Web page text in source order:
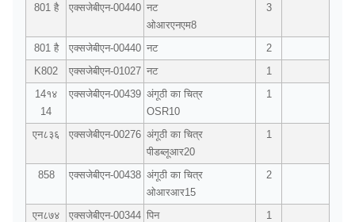
801 है एक्सजेबीएन-00440 नट
ओआरएनएम8
3
801 है एक्सजेबीएन-00440 नट
2
K802
एक्सजेबीएन-01027 नट
1
14१४
14
एक्सजेबीएन-00439 अंगूठी का चित्र
OSR10
1
एन८३६ एक्सजेबीएन-00276 अंगूठी का चित्र
पीडब्लूआर20
1
858 एक्सजेबीएन-00438 अंगूठी का चित्र
ओआरआर15
2
एन८७४ एक्सजेबीएन-00344 पिन
1